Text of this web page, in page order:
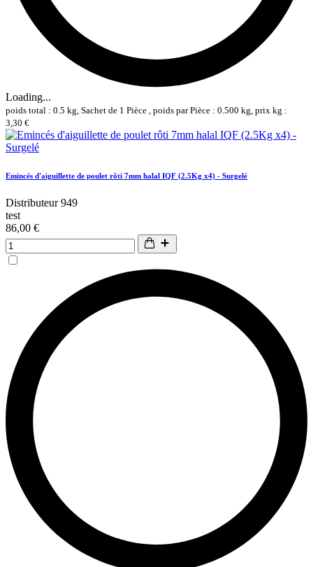
Loading...
poids total : 0.5 kg, Sachet de 1 Pièce , poids par Pièce : 0.500 kg, prix kg :
3,30 €
Emincés d'aiguillette de poulet rôti 7mm halal IQF (2.5Kg x4) - Surgelé
Distributeur 949
test
86,00 €